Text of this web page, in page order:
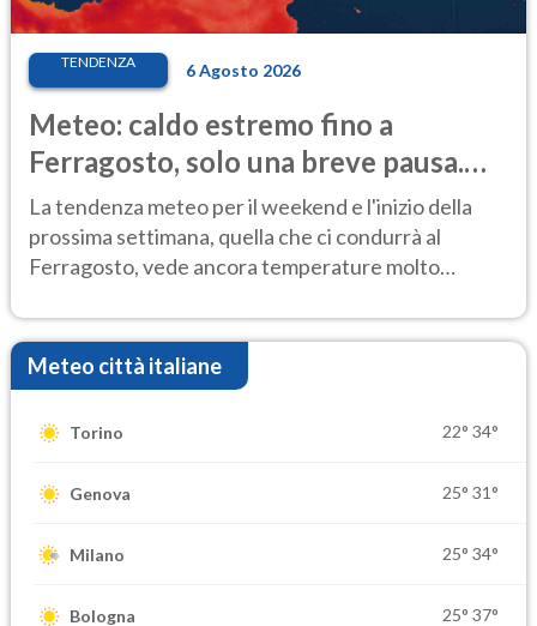
TENDENZA 6 Agosto 2026
Meteo: caldo estremo fino a
Ferragosto, solo una breve pausa.
Ecco dove
La tendenza meteo per il weekend e l'inizio della
prossima settimana, quella che ci condurrà al
Ferragosto, vede ancora temperature molto
Meteo città italiane
Torino 22° 34°
Genova 25° 31°
Milano 25° 34°
Bologna 25° 37°